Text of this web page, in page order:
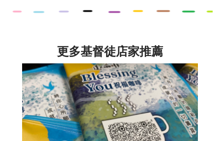
更多基督徒店家推薦